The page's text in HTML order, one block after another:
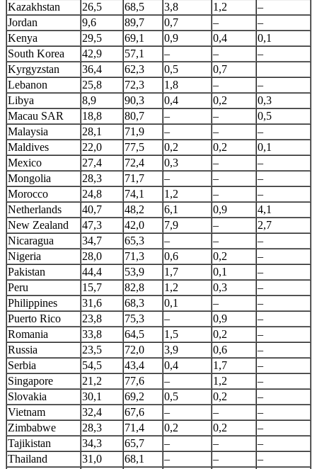
Kazakhstan
26,5 68,5 3,8 1,2
–
Jordan
9,6 89,7 0,7 –
–
Kenya
29,5 69,1 0,9 0,4
0,1
South Korea
42,9 57,1 – –
–
Kyrgyzstan
36,4 62,3 0,5
0,7
Lebanon
25,8 72,3 1,8 –
–
Libya
8,9 90,3 0,4 0,2
0,3
Macau SAR
18,8 80,7 – –
0,5
Malaysia
28,1 71,9 – –
–
Maldives
22,0 77,5 0,2 0,2
0,1
Mexico
27,4 72,4 0,3 –
–
Mongolia
28,3 71,7 – –
–
Morocco
24,8 74,1 1,2 –
–
Netherlands
40,7 48,2 6,1 0,9
4,1
New Zealand
47,3 42,0 7,9 –
2,7
Nicaragua
34,7 65,3 – –
–
Nigeria
28,0 71,3 0,6 0,2
–
Pakistan
44,4 53,9 1,7 0,1
–
Peru
15,7 82,8 1,2 0,3
–
Philippines
31,6 68,3 0,1 –
–
Puerto Rico
23,8 75,3 – 0,9
–
Romania
33,8 64,5 1,5 0,2
–
Russia
23,5 72,0 3,9 0,6
–
Serbia
54,5 43,4 0,4 1,7
–
Singapore
21,2 77,6 – 1,2
–
Slovakia
30,1 69,2 0,5 0,2
–
Vietnam
32,4 67,6 – –
–
Zimbabwe
28,3 71,4 0,2 0,2
–
Tajikistan
34,3 65,7 – –
–
Thailand
31,0 68,1 – –
–